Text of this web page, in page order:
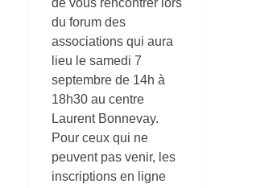
de vous rencontrer lors
du forum des
associations qui aura
lieu le samedi 7
septembre de 14h à
18h30 au centre
Laurent Bonnevay.
Pour ceux qui ne
peuvent pas venir, les
inscriptions en ligne